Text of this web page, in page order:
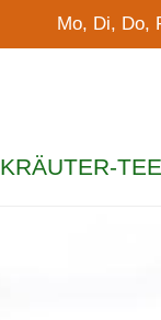
Mo, Di, Do,
KRÄUTER-TEE